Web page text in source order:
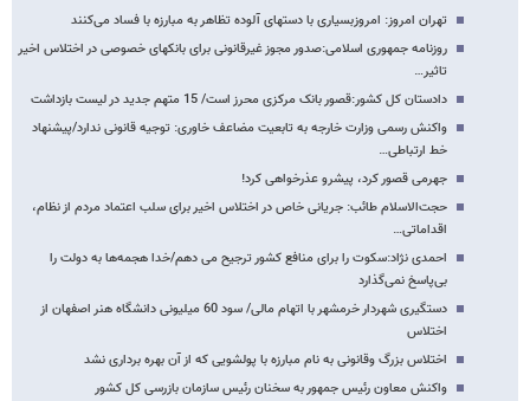
تهران امروز: امروزبسیاری با دست​های آلوده تظاهر به مبارزه با فساد می‌کنند
روزنامه جمهوری اسلامی:صدور مجوز غیرقانونی برای بانکهای خصوصی در اختلاس اخیر
تاثیر…
دادستان کل کشور:قصور بانک مرکزی محرز است/ 15 متهم جدید در لیست بازداشت
واکنش رسمی وزارت خارجه به تابعیت مضاعف خاوری: توجیه قانونی ندارد/پیشنهاد
خط ارتباطی…
جهرمی قصور کرد، پیشرو عذرخواهی کرد!
حجت‌الاسلام طائب: جریانی خاص در اختلاس اخیر برای سلب اعتماد مردم از نظام،
اقداماتی…
احمدی نژاد:سکوت را برای منافع کشور ترجیح می دهم/خدا هجمه‌ها به دولت ‌را
بی‌پاسخ نمی‌گذارد
دستگیری شهردار خرمشهر با اتهام مالی/ سود 60 میلیونی دانشگاه هنر اصفهان از
اختلاس
اختلاس بزرگ وقانونی به نام مبارزه با پولشویی که از آن بهره برداری نشد
واکنش معاون رئیس جمهور به سخنان رئیس سازمان بازرسی کل کشور